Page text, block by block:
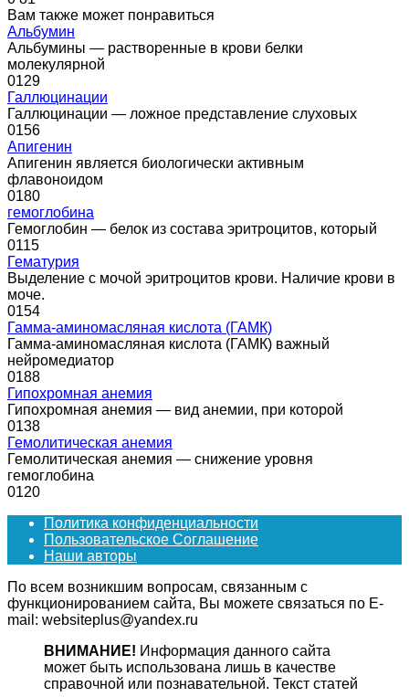
Вам также может понравиться
Альбумин
Альбумины — растворенные в крови белки
молекулярной
0129
Галлюцинации
Галлюцинации — ложное представление слуховых
0156
Апигенин
Апигенин является биологически активным
флавоноидом
0180
гемоглобина
Гемоглобин — белок из состава эритроцитов, который
0115
Гематурия
Выделение с мочой эритроцитов крови. Наличие крови в
моче.
0154
Гамма-аминомасляная кислота (ГАМК)
Гамма-аминомасляная кислота (ГАМК) важный
нейромедиатор
0188
Гипохромная анемия
Гипохромная анемия — вид анемии, при которой
0138
Гемолитическая анемия
Гемолитическая анемия — снижение уровня
гемоглобина
0120
Политика конфиденциальности
Пользовательское Соглашение
Наши авторы
По всем возникшим вопросам, связанным с
функционированием сайта, Вы можете связаться по E-
mail: websiteplus@yandex.ru
ВНИМАНИЕ! Информация данного сайта
может быть использована лишь в качестве
справочной или познавательной. Текст статей